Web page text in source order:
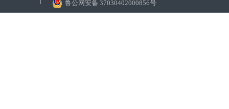
鲁公网安备 37030402000856号